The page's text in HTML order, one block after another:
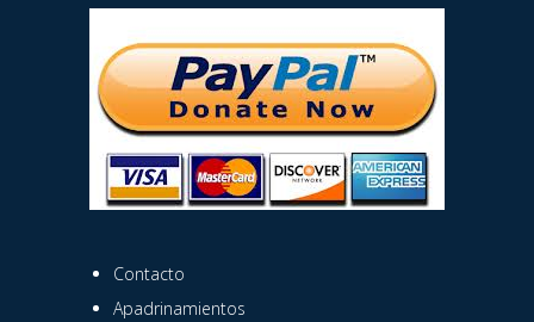
Contacto
Apadrinamientos